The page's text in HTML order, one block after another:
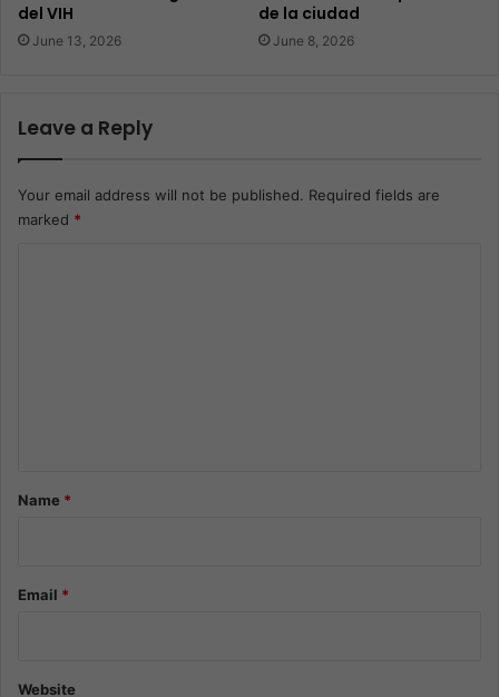
del VIH
June 13, 2026
de la ciudad
June 8, 2026
Leave a Reply
Your email address will not be published. Required fields are
marked *
*Name *
Email *
Website